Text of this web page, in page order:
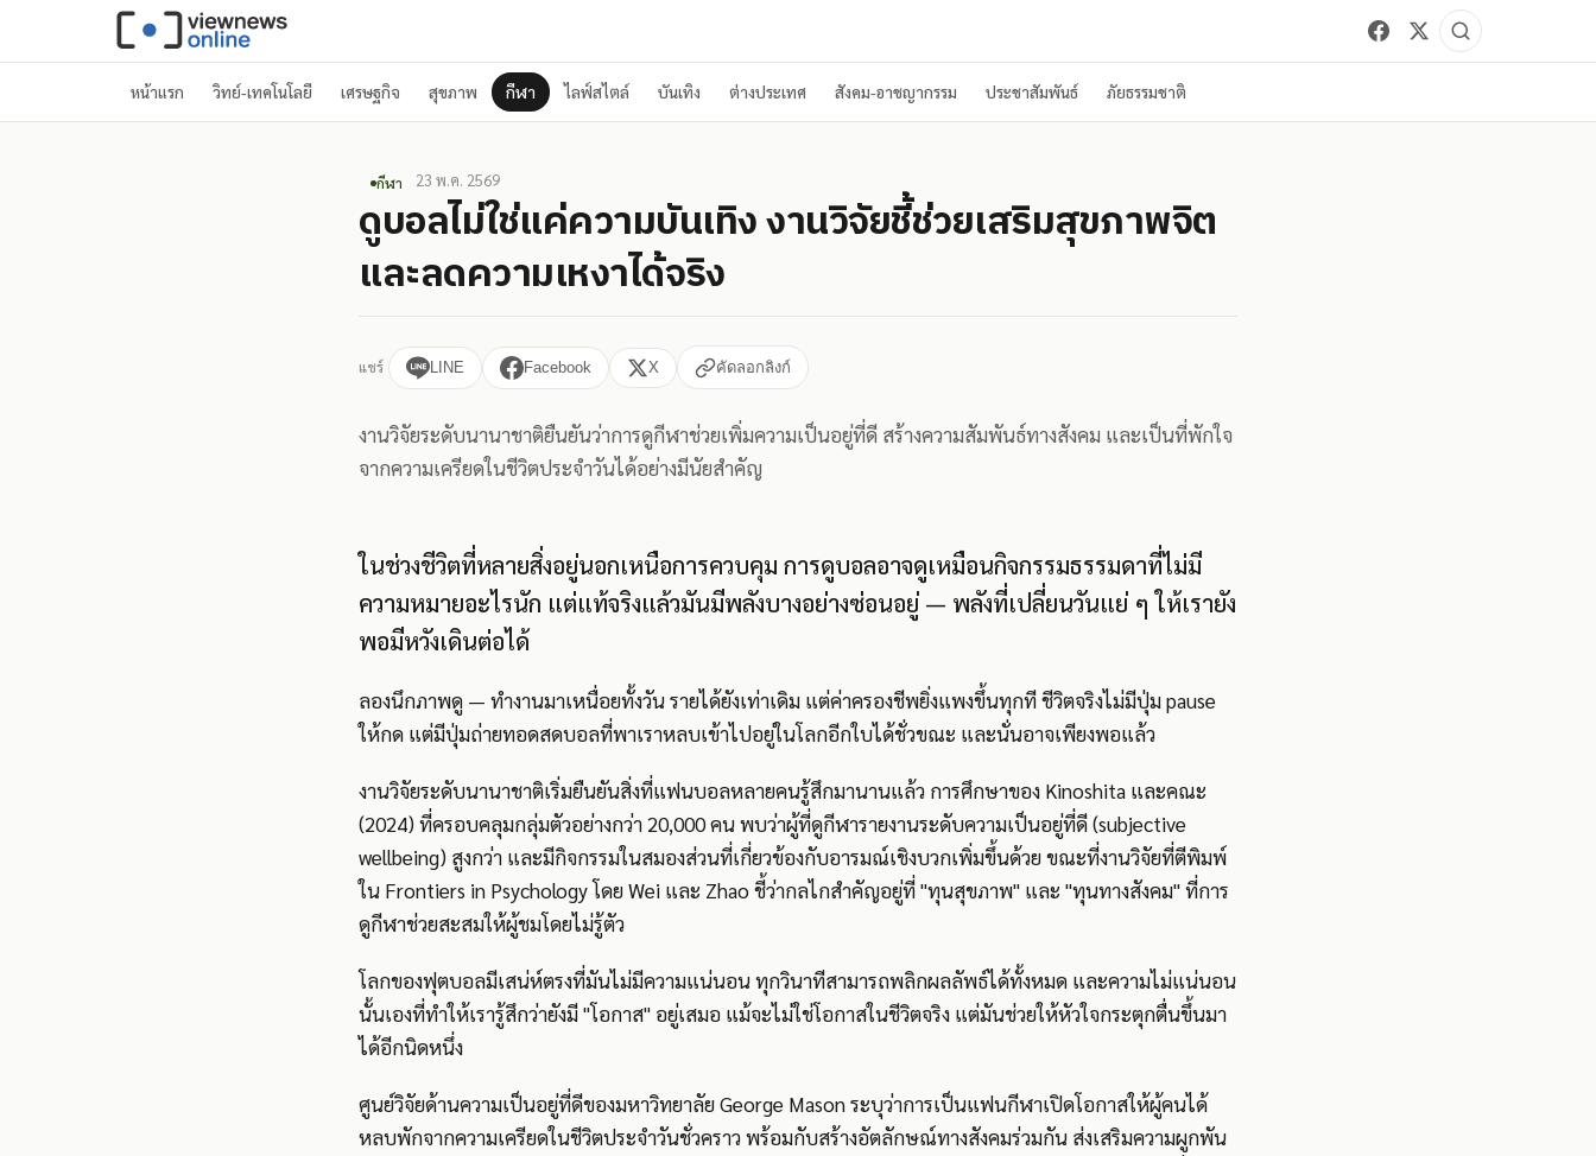
หน้าแรก วิทย์-เทคโนโลยี เศรษฐกิจ สุขภาพ กีฬา ไลฟ์สไตล์ บันเทิง ต่างประเทศ สังคม-อาชญากรรม ประชาสัมพันธ์ ภัยธรรมชาติ
กีฬา 23 พ.ค. 2569
ดูบอลไม่ใช่แค่ความบันเทิง งานวิจัยชี้ช่วยเสริมสุขภาพจิต
และลดความเหงาได้จริง
แชร์ LINE Facebook X คัดลอกลิงก์
งานวิจัยระดับนานาชาติยืนยันว่าการดูกีฬาช่วยเพิ่มความเป็นอยู่ที่ดี สร้างความสัมพันธ์ทางสังคม และเป็นที่พักใจ
จากความเครียดในชีวิตประจำวันได้อย่างมีนัยสำคัญ
ในช่วงชีวิตที่หลายสิ่งอยู่นอกเหนือการควบคุม การดูบอลอาจดูเหมือนกิจกรรมธรรมดาที่ไม่มี
ความหมายอะไรนัก แต่แท้จริงแล้วมันมีพลังบางอย่างซ่อนอยู่ — พลังที่เปลี่ยนวันแย่ ๆ ให้เรายัง
พอมีหวังเดินต่อได้
ลองนึกภาพดู — ทำงานมาเหนื่อยทั้งวัน รายได้ยังเท่าเดิม แต่ค่าครองชีพยิ่งแพงขึ้นทุกที ชีวิตจริงไม่มีปุ่ม pause
ให้กด แต่มีปุ่มถ่ายทอดสดบอลที่พาเราหลบเข้าไปอยู่ในโลกอีกใบได้ชั่วขณะ และนั่นอาจเพียงพอแล้ว
งานวิจัยระดับนานาชาติเริ่มยืนยันสิ่งที่แฟนบอลหลายคนรู้สึกมานานแล้ว การศึกษาของ Kinoshita และคณะ
(2024) ที่ครอบคลุมกลุ่มตัวอย่างกว่า 20,000 คน พบว่าผู้ที่ดูกีฬารายงานระดับความเป็นอยู่ที่ดี (subjective
wellbeing) สูงกว่า และมีกิจกรรมในสมองส่วนที่เกี่ยวข้องกับอารมณ์เชิงบวกเพิ่มขึ้นด้วย ขณะที่งานวิจัยที่ตีพิมพ์
ใน Frontiers in Psychology โดย Wei และ Zhao ชี้ว่ากลไกสำคัญอยู่ที่ "ทุนสุขภาพ" และ "ทุนทางสังคม" ที่การ
ดูกีฬาช่วยสะสมให้ผู้ชมโดยไม่รู้ตัว
โลกของฟุตบอลมีเสน่ห์ตรงที่มันไม่มีความแน่นอน ทุกวินาทีสามารถพลิกผลลัพธ์ได้ทั้งหมด และความไม่แน่นอน
นั้นเองที่ทำให้เรารู้สึกว่ายังมี "โอกาส" อยู่เสมอ แม้จะไม่ใช่โอกาสในชีวิตจริง แต่มันช่วยให้หัวใจกระตุกตื่นขึ้นมา
ได้อีกนิดหนึ่ง
ศูนย์วิจัยด้านความเป็นอยู่ที่ดีของมหาวิทยาลัย George Mason ระบุว่าการเป็นแฟนกีฬาเปิดโอกาสให้ผู้คนได้
หลบพักจากความเครียดในชีวิตประจำวันชั่วคราว พร้อมกับสร้างอัตลักษณ์ทางสังคมร่วมกัน ส่งเสริมความผูกพัน